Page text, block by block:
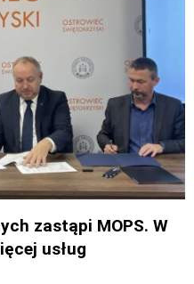
zastąpi MOPS. W
usług